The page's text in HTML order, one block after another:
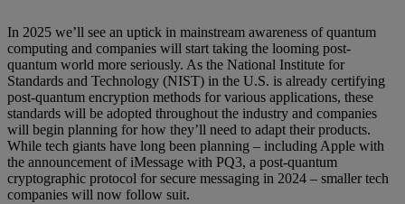
In 2025 we’ll see an uptick in mainstream awareness of quantum
computing and companies will start taking the looming post-
quantum world more seriously. As the National Institute for
Standards and Technology (NIST) in the U.S. is already certifying
post-quantum encryption methods for various applications, these
standards will be adopted throughout the industry and companies
will begin planning for how they’ll need to adapt their products.
While tech giants have long been planning – including Apple with
the announcement of iMessage with PQ3, a post-quantum
cryptographic protocol for secure messaging in 2024 – smaller tech
companies will now follow suit.